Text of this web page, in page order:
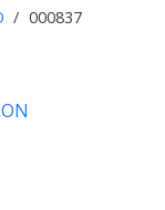
/ 000837